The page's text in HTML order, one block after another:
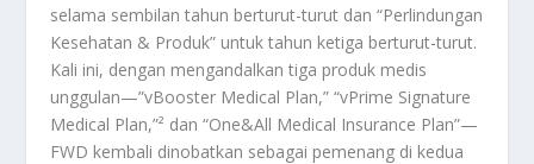
selama sembilan tahun berturut-turut dan “Perlindungan
Kesehatan & Produk” untuk tahun ketiga berturut-turut.
Kali ini, dengan mengandalkan tiga produk medis
unggulan—”vBooster Medical Plan,” “vPrime Signature
Medical Plan,”² dan “One&All Medical Insurance Plan”—
FWD kembali dinobatkan sebagai pemenang di kedua